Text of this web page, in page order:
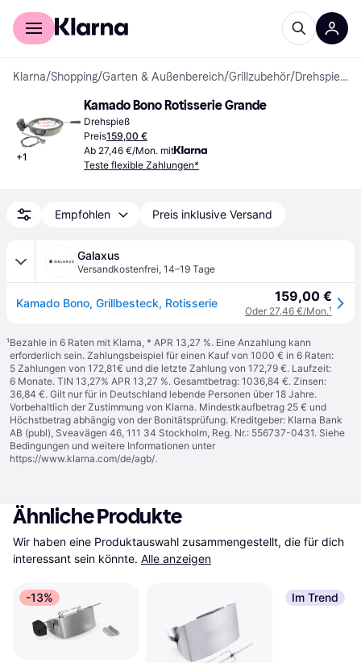
Für Shopper
Klarna/Shopping/Garten & Außenbereich/Grillzubehör/ Drehspieße
+1
Kamado Bono Rotisserie Grande
Drehspieß
Preis159,00 €
Ab 27,46 €/Mon. mit
Teste flexible Zahlungen*
Empfohlen Preis inklusive Versand
Galaxus
Versandkostenfrei, 14–19 Tage
Kamado Bono, Grillbesteck, Rotisserie 159,00 €
Oder 27,46 €/Mon.¹
¹Bezahle in 6 Raten mit Klarna, * APR 13,27 %. Eine Anzahlung kann
erforderlich sein. Zahlungsbeispiel für einen Kauf von 1000 € in 6 Raten:
5 Zahlungen von 172,81€ und die letzte Zahlung von 172,79 €. Laufzeit:
6 Monate. TIN 13,27% APR 13,27 %. Gesamtbetrag: 1036,84 €. Zinsen:
36,84 €. Gilt nur für in Deutschland lebende Personen über 18 Jahre.
Vorbehaltlich der Zustimmung von Klarna. Mindestkaufbetrag 25 € und
Höchstbetrag abhängig von der Bonitätsprüfung. Kreditgeber: Klarna Bank
AB (publ), Sveavägen 46, 111 34 Stockholm, Reg. Nr.: 556737-0431. Siehe
Bedingungen und weitere Informationen unter
https://www.klarna.com/de/agb/.
Ähnliche Produkte
Wir haben eine Produktauswahl zusammengestellt, die für dich
interessant sein könnte. Alle anzeigen
-13% Im Trend